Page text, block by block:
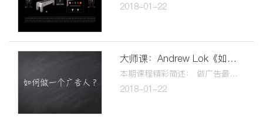
2018-01-22
大师课：Andrew Lok《如何做一个广告人》
本期课程精彩简述： 做广告最打动人的事情是？ 创意能教吗？ 创意能学吗？ 不是“天才”能做创意吗？ “跳级”到底好不好？
2018-01-22